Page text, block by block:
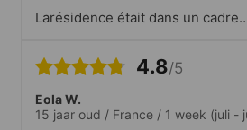
Larésidence était dans un cadre
d'après-midi. Les salles de
intéressant de rencontrer
personnes de différentes
4.8/5
Eola W.
15 jaar oud / France / 1 week (juli -